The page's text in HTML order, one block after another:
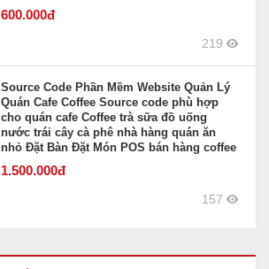
600.000đ
219
Source Code Phần Mềm Website Quản Lý
Quán Cafe Coffee Source code phù hợp
cho quán cafe Coffee trà sữa đồ uống
nước trái cây cà phê nhà hàng quán ăn
nhỏ Đặt Bàn Đặt Món POS bán hàng coffee
1.500.000đ
157